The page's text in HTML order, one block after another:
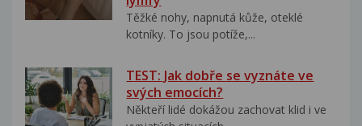
Těžké nohy, napnutá kůže, oteklé
kotníky. To jsou potíže,...
TEST: Jak dobře se vyznáte ve
svých emocích?
Někteří lidé dokážou zachovat klid i ve